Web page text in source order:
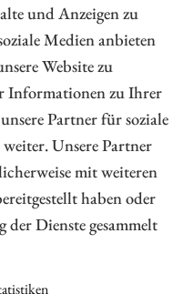
und Anzeigen zu
Medien anbieten
Website zu
Informationen zu Ihrer
Partner für soziale
Unsere Partner
mit weiteren
haben oder
Dienste gesammelt
10 11
Informationsplattform für
Kapitalmarkt